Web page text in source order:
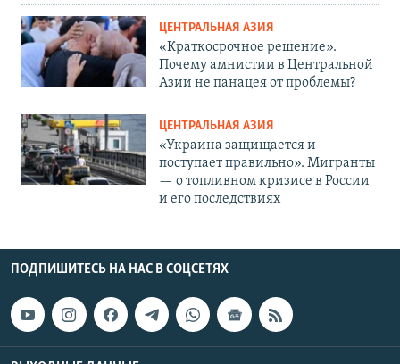
ЦЕНТРАЛЬНАЯ АЗИЯ
«Краткосрочное решение».
Почему амнистии в Центральной
Азии не панацея от проблемы?
ЦЕНТРАЛЬНАЯ АЗИЯ
«Украина защищается и
поступает правильно». Мигранты
— о топливном кризисе в России
и его последствиях
ПОДПИШИТЕСЬ НА НАС В СОЦСЕТЯХ